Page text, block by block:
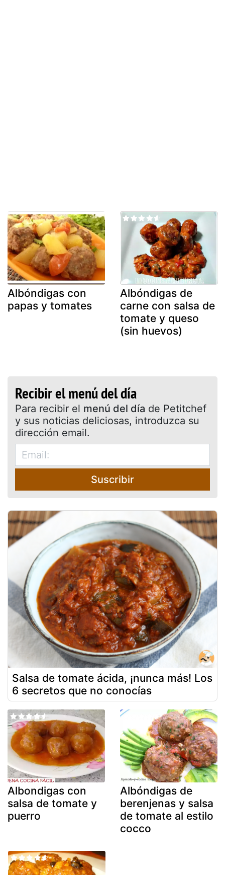
Albóndigas con
papas y tomates
Albóndigas de
carne con salsa de
tomate y queso
(sin huevos)
Recibir el menú del día
Para recibir el menú del día de Petitchef
y sus noticias deliciosas, introduzca su
dirección email.
Suscribir
Salsa de tomate ácida, ¡nunca más! Los
6 secretos que no conocías
Albondigas con
salsa de tomate y
puerro
Albóndigas de
berenjenas y salsa
de tomate al estilo
cocco